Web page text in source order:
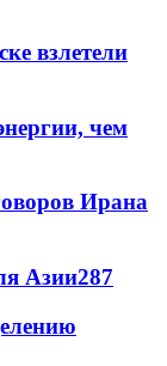
взлетели
чем
Ирана
Азии287